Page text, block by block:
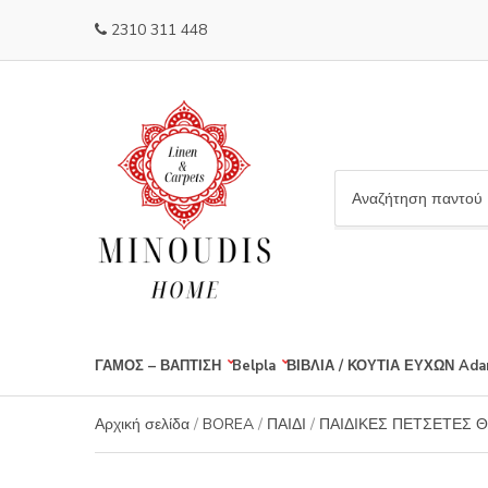
2310 311 448
a
y
n
a
m
ΓΑΜΟΣ – ΒΑΠΤΙΣΗ Belpla ΒΙΒΛΙΑ / ΚΟΥΤΙΑ ΕΥΧΩΝ
Αρχική σελίδα / BOREA / ΠΑΙΔΙ / ΠΑΙΔΙΚΕΣ ΠΕΤΣΕΤΕΣ